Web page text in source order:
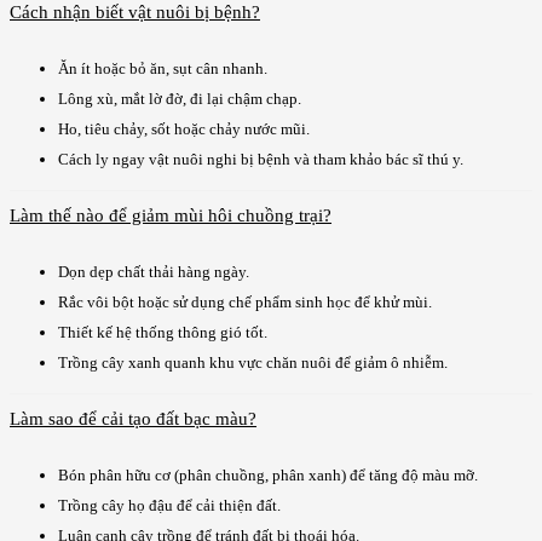
Cách nhận biết vật nuôi bị bệnh?
Ăn ít hoặc bỏ ăn, sụt cân nhanh.
Lông xù, mắt lờ đờ, đi lại chậm chạp.
Ho, tiêu chảy, sốt hoặc chảy nước mũi.
Cách ly ngay vật nuôi nghi bị bệnh và tham khảo bác sĩ thú y.
Làm thế nào để giảm mùi hôi chuồng trại?
Dọn dẹp chất thải hàng ngày.
Rắc vôi bột hoặc sử dụng chế phẩm sinh học để khử mùi.
Thiết kế hệ thống thông gió tốt.
Trồng cây xanh quanh khu vực chăn nuôi để giảm ô nhiễm.
Làm sao để cải tạo đất bạc màu?
Bón phân hữu cơ (phân chuồng, phân xanh) để tăng độ màu mỡ.
Trồng cây họ đậu để cải thiện đất.
Luân canh cây trồng để tránh đất bị thoái hóa.